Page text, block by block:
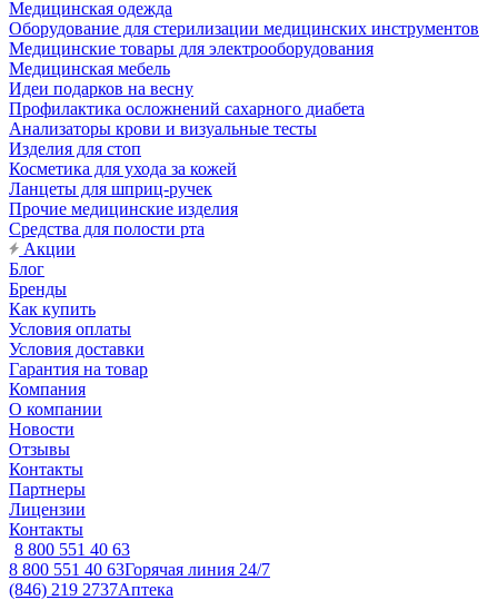
Медицинская одежда
Оборудование для стерилизации медицинских инструментов
Медицинские товары для электрооборудования
Медицинская мебель
Идеи подарков на весну
Профилактика осложнений сахарного диабета
Анализаторы крови и визуальные тесты
Изделия для стоп
Косметика для ухода за кожей
Ланцеты для шприц-ручек
Прочие медицинские изделия
Средства для полости рта
Акции
Блог
Бренды
Как купить
Условия оплаты
Условия доставки
Гарантия на товар
Компания
О компании
Новости
Отзывы
Контакты
Партнеры
Лицензии
Контакты
8 800 551 40 63
8 800 551 40 63Горячая линия 24/7
(846) 219 2737Аптека